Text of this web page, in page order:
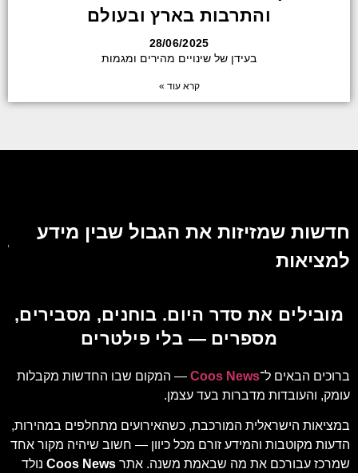
והתרבות בארץ ובעולם
28/06/2025
בעידן של שינויים מהירים ומגמות
קרא עוד »
חדשות שמזיזות את הגבול שבין מידע
למציאות
מובילים את סדר היום. בוחנים, מסבירים,
מספרים — בלי פילטרים
ברוכים הבאים ל־Coos News — המקום שבו החדשות מקבלות
עומק, והעובדות מדברות בעד עצמן.
במציאות הישראלית המורכבת, כשהאירועים מתחלפים במהירות,
הדעות מקוטבות והמידע זורם מכל כיוון — חשוב שיהיה מקור אחד
שמרכז עבורכם את מה שבאמת משנה. אתר Coos News נולד